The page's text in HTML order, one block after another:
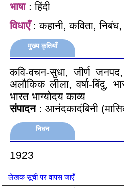
भाषा: हिंदी
विधाएँ: कहानी, कविता,
मुख्य कृतियाँ
कवि-वचन-सुधा, जीर्ण
अलौकिक लीला, वर्षा-बिंदु,
भारत भाग्योदय काव्य
संपादन : आनंदकादंबिनी
निधन
1923
लेखक सूची पर वापस जाएँ